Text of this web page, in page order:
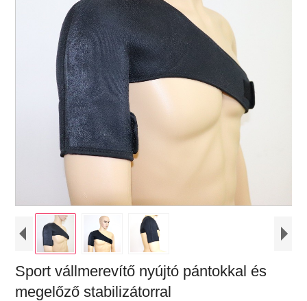
Sport vállmerevítő nyújtó pántokkal és
megelőző stabilizátorral